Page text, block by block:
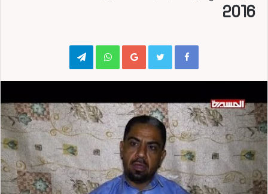
2016
Google+
WhatsApp
Telegram